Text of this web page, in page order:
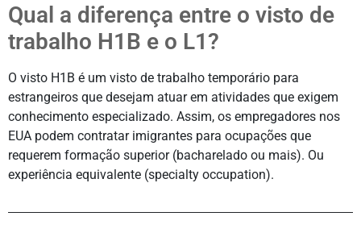
Qual a diferença entre o visto de
trabalho H1B e o L1?
O visto H1B é um visto de trabalho temporário para
estrangeiros que desejam atuar em atividades que exigem
conhecimento especializado. Assim, os empregadores nos
EUA podem contratar imigrantes para ocupações que
requerem formação superior (bacharelado ou mais). Ou
experiência equivalente (specialty occupation).